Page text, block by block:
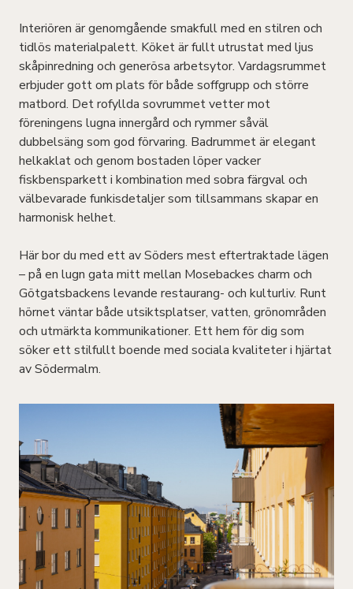
Interiören är genomgående smakfull med en stilren och
tidlös materialpalett. Köket är fullt utrustat med ljus
skåpinredning och generösa arbetsytor. Vardagsrummet
erbjuder gott om plats för både soffgrupp och större
matbord. Det rofyllda sovrummet vetter mot
föreningens lugna innergård och rymmer såväl
dubbelsäng som god förvaring. Badrummet är elegant
helkaklat och genom bostaden löper vacker
fiskbensparkett i kombination med sobra färgval och
välbevarade funkisdetaljer som tillsammans skapar en
harmonisk helhet.
Här bor du med ett av Söders mest eftertraktade lägen
– på en lugn gata mitt mellan Mosebackes charm och
Götgatsbackens levande restaurang- och kulturliv. Runt
hörnet väntar både utsiktsplatser, vatten, grönområden
och utmärkta kommunikationer. Ett hem för dig som
söker ett stilfullt boende med sociala kvaliteter i hjärtat
av Södermalm.